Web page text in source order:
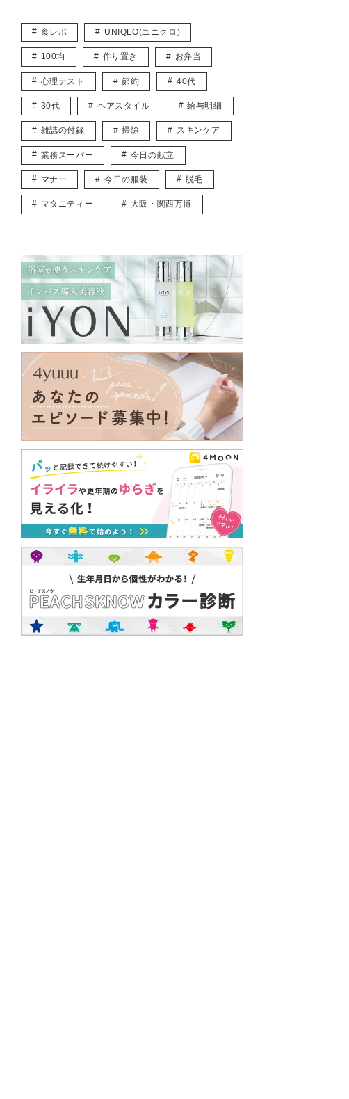
食レポ UNIQLO(ユニクロ)
100均 作り置き お弁当
心理テスト 節約 40代
30代 ヘアスタイル 給与明細
雑誌の付録 掃除 スキンケア
業務スーパー 今日の献立
マナー 今日の服装 脱毛
マタニティー 大阪・関西万博